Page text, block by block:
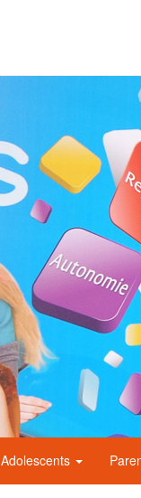
Adolescents